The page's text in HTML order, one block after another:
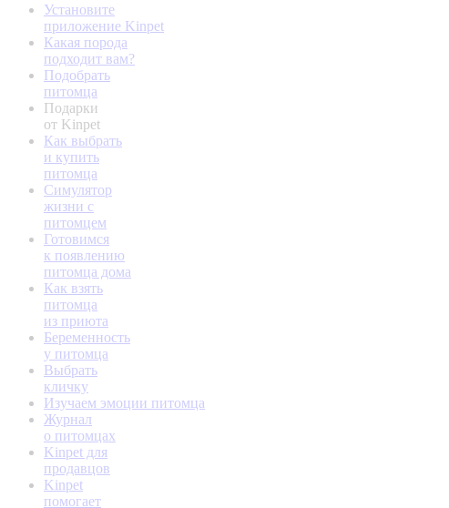
Установите
приложение Kinpet
Какая порода
подходит вам?
Подобрать
питомца
Подарки
от Kinpet
Как выбрать
и купить
питомца
Симулятор
жизни с
питомцем
Готовимся
к появлению
питомца дома
Как взять
питомца
из приюта
Беременность
у питомца
Выбрать
кличку
Изучаем эмоции питомца
Журнал
о питомцах
Kinpet для
продавцов
Kinpet
помогает